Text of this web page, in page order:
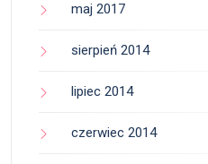
maj 2017
sierpień 2014
lipiec 2014
czerwiec 2014